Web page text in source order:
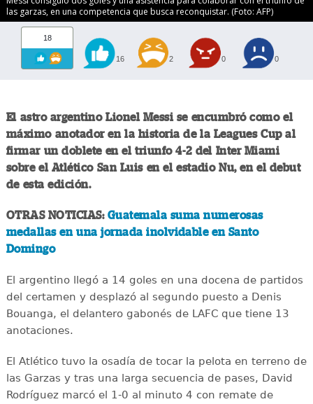
las garzas, en una competencia que busca reconquistar. (Foto: AFP)
18
16 2 0 0
El astro argentino Lionel Messi se encumbró como el
máximo anotador en la historia de la Leagues Cup al
firmar un doblete en el triunfo 4-2 del Inter Miami
sobre el Atlético San Luis en el estadio Nu, en el debut
de esta edición.
OTRAS NOTICIAS: Guatemala suma numerosas
medallas en una jornada inolvidable en Santo
Domingo
El argentino llegó a 14 goles en una docena de partidos
del certamen y desplazó al segundo puesto a Denis
Bouanga, el delantero gabonés de LAFC que tiene 13
anotaciones.
El Atlético tuvo la osadía de tocar la pelota en terreno de
las Garzas y tras una larga secuencia de pases, David
Rodríguez marcó el 1-0 al minuto 4 con remate de